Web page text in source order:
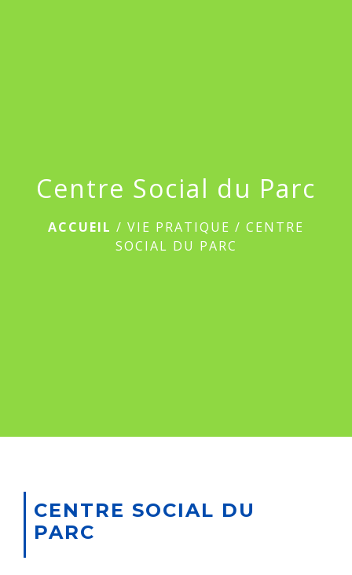
Centre Social du Parc
ACCUEIL / VIE PRATIQUE / CENTRE
SOCIAL DU PARC
CENTRE SOCIAL DU
PARC